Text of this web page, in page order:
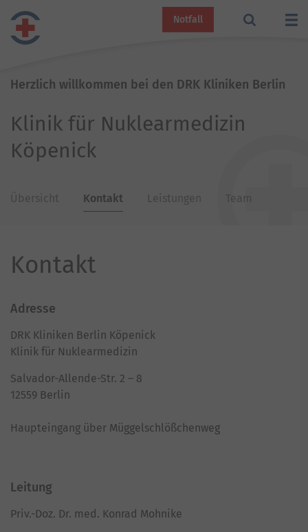
Notfall
Herzlich willkommen bei den DRK Kliniken Berlin
Klinik für Nuklearmedizin
Köpenick
Übersicht Kontakt Leistungen Team
Kontakt
Adresse
DRK Kliniken Berlin Köpenick
Klinik für Nuklearmedizin
Salvador-Allende-Str. 2 – 8
12559 Berlin
Haupteingang über Müggelschlößchenweg
Leitung
Priv.-Doz. Dr. med. Konrad Mohnike